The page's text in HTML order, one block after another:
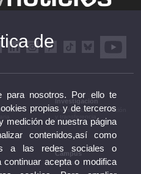
Investigación
Investigación, innovación
Campus
Campus
de
para nosotros. Por ello te
propias y de terceros
medición de nuestra página
contenidos,así como
a las redes sociales o
acepta o modifica